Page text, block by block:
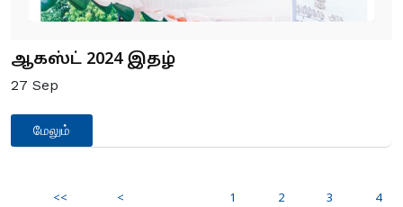
ஆகஸ்ட் 2024 இதழ்
27 Sep
மேலும்
<<
<
1 2 3 4